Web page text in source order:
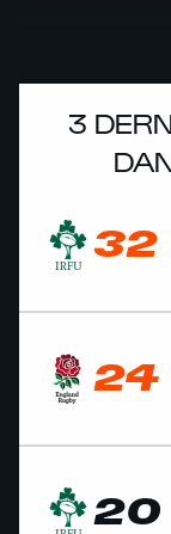
3
32
24
20